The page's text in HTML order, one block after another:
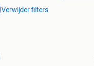
Verwijder filters